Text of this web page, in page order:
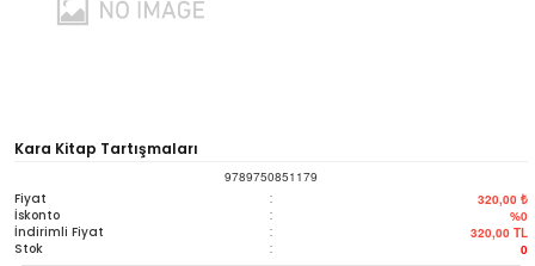
Kara Kitap Tartışmaları
9789750851179
Fiyat : 320,00 ₺
İskonto : %0
İndirimli Fiyat : 320,00 TL
Stok : 0